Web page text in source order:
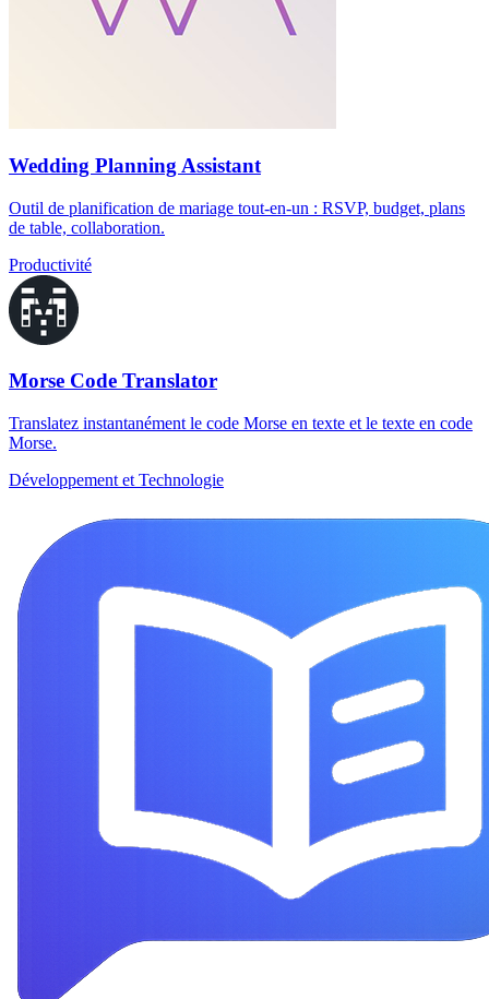
Wedding Planning Assistant
Outil de planification de mariage tout-en-un : RSVP, budget, plans
de table, collaboration.
Productivité
Morse Code Translator
Translatez instantanément le code Morse en texte et le texte en code
Morse.
Développement et Technologie